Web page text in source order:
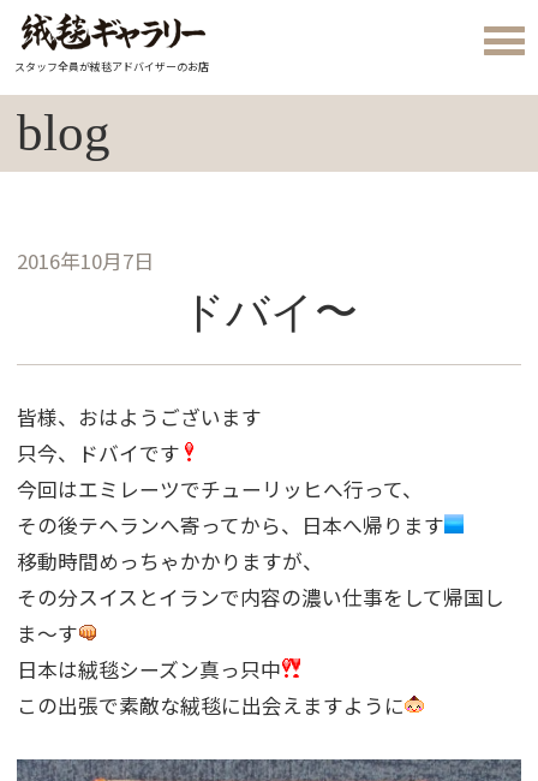
スタッフ全員が絨毯アドバイザーのお店
blog
2016年10月7日
ドバイ〜
皆様、おはようございます
只今、ドバイです
今回はエミレーツでチューリッヒへ行って、
その後テヘランへ寄ってから、日本へ帰ります
移動時間めっちゃかかりますが、
その分スイスとイランで内容の濃い仕事をして帰国し
ま〜す
日本は絨毯シーズン真っ只中
この出張で素敵な絨毯に出会えますように